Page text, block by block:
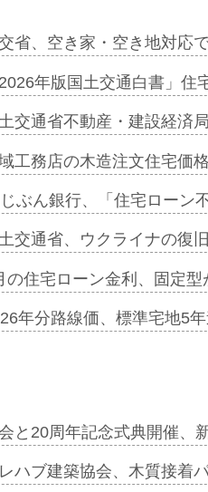
サー契約…
起用…
ミーレキ…
も城南エ…
合型の賃…
ンカフェ…
協業=お互…
コリビング…
省、空き家・空き地対応
年版国土交通白書」
交通省不動産・建設経済
工務店の木造注文住宅価
ぶん銀行、「住宅ローン
交通省、ウクライナの復
の住宅ローン金利、固定
年分路線価、標準宅地5
を提案=P…
ンビ…
と20周年記念式典開催、
ハブ建築協会、木質接着